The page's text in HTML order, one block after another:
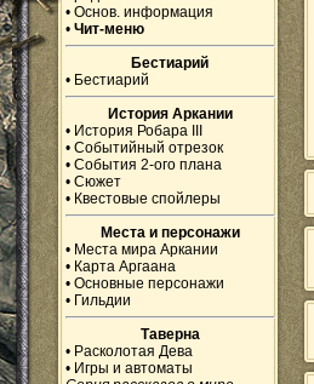
• Основ. информация
• Чит-меню
Бестиарий
• Бестиарий
История Аркании
• История Робара III
• Событийный отрезок
• События 2-ого плана
• Сюжет
• Квестовые спойлеры
Места и персонажи
• Места мира Аркании
• Карта Аргаана
• Основные персонажи
• Гильдии
Таверна
• Расколотая Дева
• Игры и автоматы